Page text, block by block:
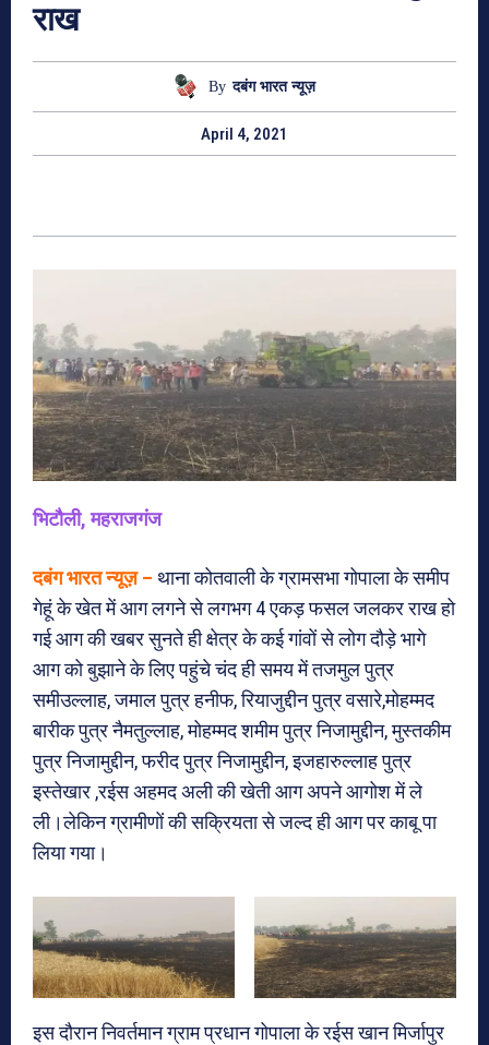
राख
By दबंग भारत न्यूज़
April 4, 2021
भिटौली, महराजगंज
दबंग भारत न्यूज़ – थाना कोतवाली के ग्रामसभा गोपाला के समीप
गेहूं के खेत में आग लगने से लगभग 4 एकड़ फसल जलकर राख हो
गई आग की खबर सुनते ही क्षेत्र के कई गांवों से लोग दौड़े भागे
आग को बुझाने के लिए पहुंचे चंद ही समय में तजमुल पुत्र
समीउल्लाह, जमाल पुत्र हनीफ, रियाजुद्दीन पुत्र वसारे,मोहम्मद
बारीक पुत्र नैमतुल्लाह, मोहम्मद शमीम पुत्र निजामुद्दीन, मुस्तकीम
पुत्र निजामुद्दीन, फरीद पुत्र निजामुद्दीन, इजहारुल्लाह पुत्र
इस्तेखार ,रईस अहमद अली की खेती आग अपने आगोश में ले
ली।लेकिन ग्रामीणों की सक्रियता से जल्द ही आग पर काबू पा
लिया गया।
इस दौरान निवर्तमान ग्राम प्रधान गोपाला के रईस खान मिर्जापुर